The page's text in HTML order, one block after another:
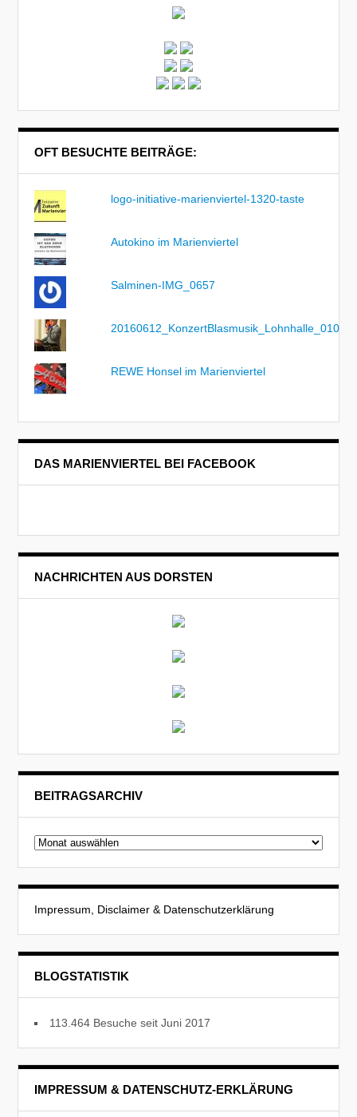
OFT BESUCHTE BEITRÄGE:
logo-initiative-marienviertel-1320-taste
Autokino im Marienviertel
Salminen-IMG_0657
20160612_KonzertBlasmusik_Lohnhalle_010
REWE Honsel im Marienviertel
DAS MARIENVIERTEL BEI FACEBOOK
NACHRICHTEN AUS DORSTEN
BEITRAGSARCHIV
Beitragsarchiv
Impressum, Disclaimer & Datenschutzerklärung
BLOGSTATISTIK
113.464 Besuche seit Juni 2017
IMPRESSUM & DATENSCHUTZ-ERKLÄRUNG